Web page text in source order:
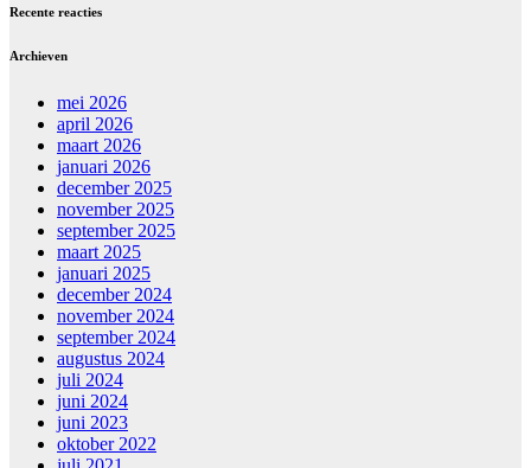
Recente reacties
Archieven
mei 2026
april 2026
maart 2026
januari 2026
december 2025
november 2025
september 2025
maart 2025
januari 2025
december 2024
november 2024
september 2024
augustus 2024
juli 2024
juni 2024
juni 2023
oktober 2022